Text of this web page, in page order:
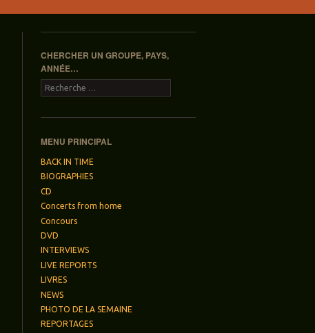
CHERCHER UN GROUPE, PAYS,
ANNÉE…
Recherche
MENU PRINCIPAL
BACK IN TIME
BIOGRAPHIES
CD
Concerts from home
Concours
DVD
INTERVIEWS
LIVE REPORTS
LIVRES
NEWS
PHOTO DE LA SEMAINE
REPORTAGES